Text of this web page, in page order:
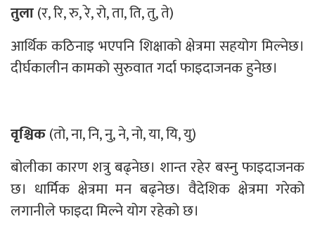
तुला(र, रि, रु, रे, रो, ता, ति, तु, ते)
आर्थिक कठिनाइ भएपनि शिक्षाको क्षेत्रमा सहयोग मिल्नेछ।
दीर्घकालीन कामको सुरुवात गर्दा फाइदाजनक हुनेछ।
वृश्चिक(तो, ना, नि, नु, ने, नो, या, यि, यु)
बोलीका कारण शत्रु बढ्नेछ। शान्त रहेर बस्नु फाइदाजनक
छ। धार्मिक क्षेत्रमा मन बढ्नेछ। वैदेशिक क्षेत्रमा गरेको
लगानीले फाइदा मिल्ने योग रहेको छ।